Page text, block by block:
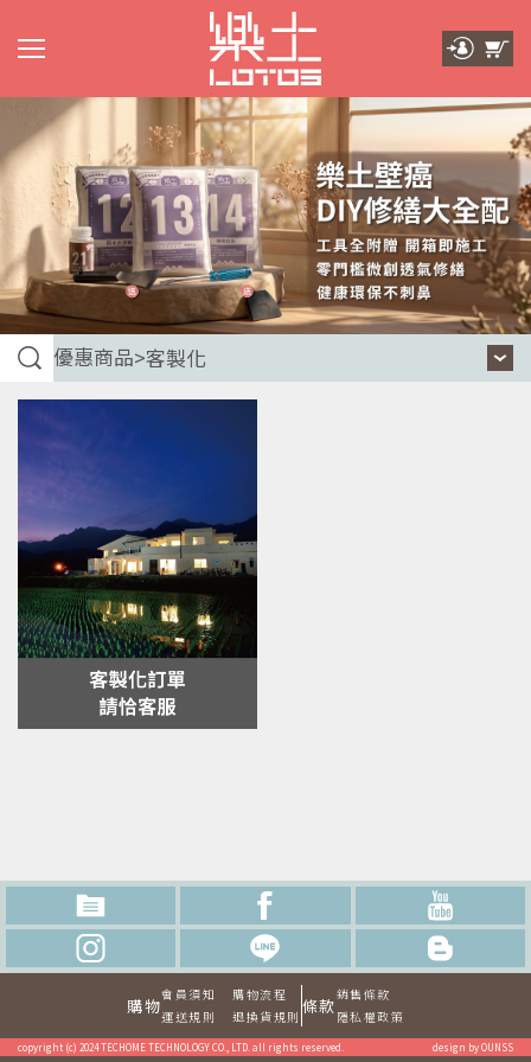
優惠商品>客製化
本月優惠
樂土灰泥
購物會員須知
購物流程
運送規則
退換貨規則 條款銷售條款
隱私權政策
copyright (c) 2024 TECHOME TECHNOLOGY CO., LTD. all rights reserved. design by OUNSS